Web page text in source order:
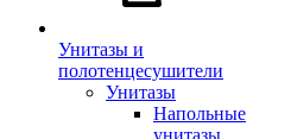
Унитазы и
полотенцесушители
Унитазы
Напольные